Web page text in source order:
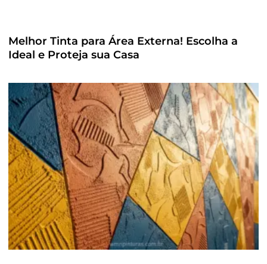
Melhor Tinta para Área Externa! Escolha a
Ideal e Proteja sua Casa